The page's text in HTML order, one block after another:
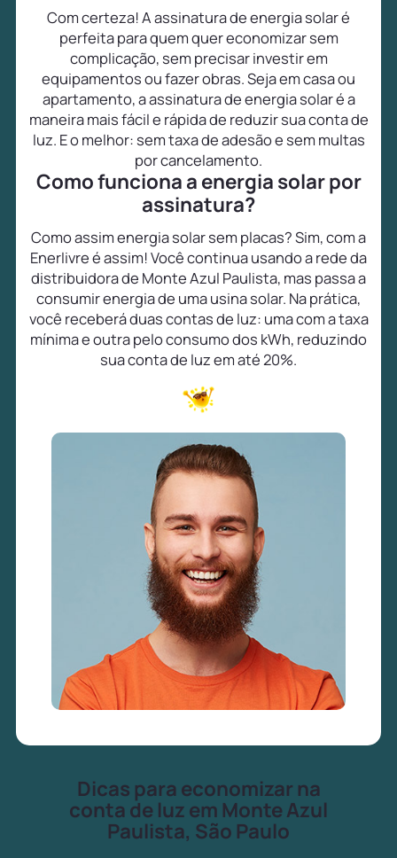
Com certeza! A assinatura de energia solar é
perfeita para quem quer economizar sem
complicação, sem precisar investir em
equipamentos ou fazer obras. Seja em casa ou
apartamento, a assinatura de energia solar é a
maneira mais fácil e rápida de reduzir sua conta de
luz. E o melhor: sem taxa de adesão e sem multas
por cancelamento.
Como funciona a energia solar por
assinatura?
Como assim energia solar sem placas? Sim, com a
Enerlivre é assim! Você continua usando a rede da
distribuidora de Monte Azul Paulista, mas passa a
consumir energia de uma usina solar. Na prática,
você receberá duas contas de luz: uma com a taxa
mínima e outra pelo consumo dos kWh, reduzindo
sua conta de luz em até 20%.
Dicas para economizar na
conta de luz em Monte Azul
Paulista, São Paulo